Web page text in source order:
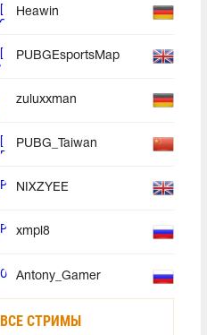
Heawin
PUBGEsportsMap
zuluxxman
PUBG_Taiwan
NIXZYEE
xmpl8
Antony_Gamer
ВСЕ СТРИМЫ